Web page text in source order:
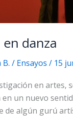
danza
/ Ensayos / 15
en artes,
un nuevo
de algún gurú